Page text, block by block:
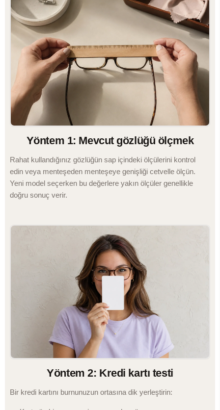
Yöntem 1: Mevcut gözlüğü ölçmek
Rahat kullandığınız gözlüğün sap içindeki ölçülerini kontrol
edin veya menteşeden menteşeye genişliği cetvelle ölçün.
Yeni model seçerken bu değerlere yakın ölçüler genellikle
doğru sonuç verir.
Yöntem 2: Kredi kartı testi
Bir kredi kartını burnunuzun ortasına dik yerleştirin: